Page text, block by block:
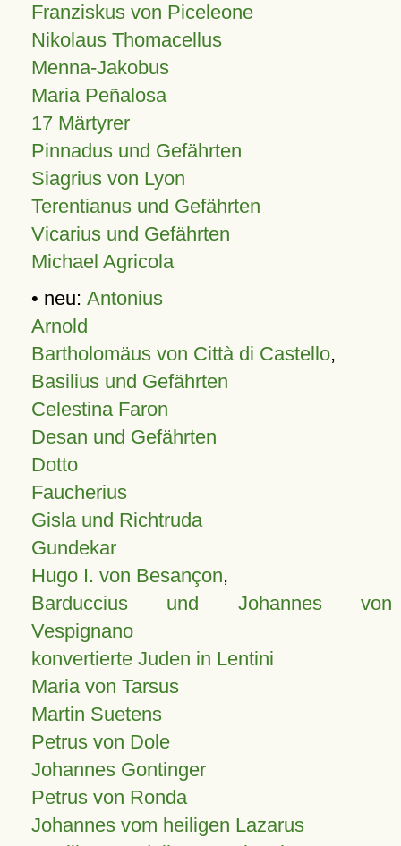
Franziskus von Piceleone
Nikolaus Thomacellus
Menna-Jakobus
Maria Peñalosa
17 Märtyrer
Pinnadus und Gefährten
Siagrius von Lyon
Terentianus und Gefährten
Vicarius und Gefährten
Michael Agricola
• neu: Antonius
Arnold
Bartholomäus von Città di Castello,
Basilius und Gefährten
Celestina Faron
Desan und Gefährten
Dotto
Faucherius
Gisla und Richtruda
Gundekar
Hugo I. von Besançon,
Barduccius und Johannes von
Vespignano
konvertierte Juden in Lentini
Maria von Tarsus
Martin Suetens
Petrus von Dole
Johannes Gontinger
Petrus von Ronda
Johannes vom heiligen Lazarus